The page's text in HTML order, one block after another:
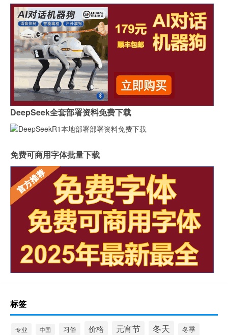
DeepSeek全套部署资料免费下载
免费可商用字体批量下载
标签
专业 中国 习俗 价格 元宵节 冬天 冬季